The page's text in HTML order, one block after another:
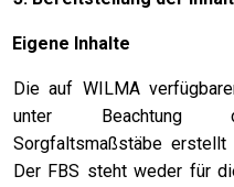
Eigene Inhalte
Die auf WILMA
unter Beachtung
Sorgfaltsmaßstäbe
Der FBS steht weder für